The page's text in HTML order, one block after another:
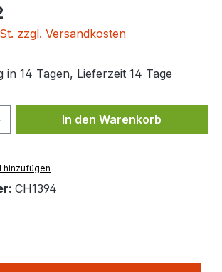
zzgl. Versandkosten
in 14 Tagen, Lieferzeit 14 Tage
Gib den
In den Warenkorb
hinzufügen
CH1394